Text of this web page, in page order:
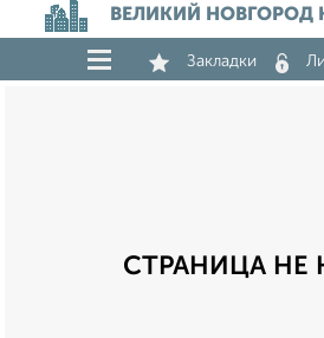
ВЕЛИКИЙ
Закладки
СТРАНИЦА НЕ